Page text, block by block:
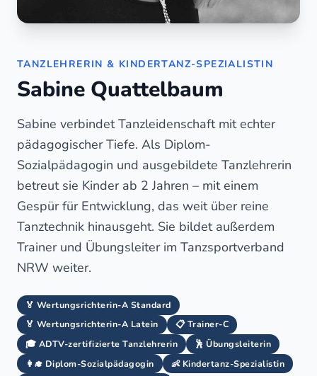
TANZLEHRERIN & KINDERTANZ-SPEZIALISTIN
Sabine Quattelbaum
Sabine verbindet Tanzleidenschaft mit echter
pädagogischer Tiefe. Als Diplom-
Sozialpädagogin und ausgebildete Tanzlehrerin
betreut sie Kinder ab 2 Jahren – mit einem
Gespür für Entwicklung, das weit über reine
Tanztechnik hinausgeht. Sie bildet außerdem
Trainer und Übungsleiter im Tanzsportverband
NRW weiter.
🏅 Wertungsrichterin-A Standard
🏅 Wertungsrichterin-A Latein
📋 Trainer-C
🎓 ADTV-zertifizierte Tanzlehrerin
🕺 Übungsleiterin
👩‍🎓 Diplom-Sozialpädagogin
👶 Kindertanz-Spezialistin